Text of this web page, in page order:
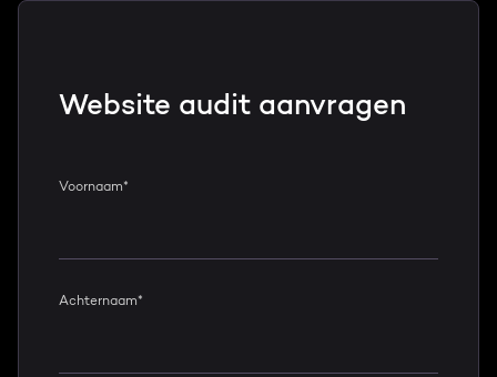
Website audit aanvragen
Voornaam*
Achternaam*